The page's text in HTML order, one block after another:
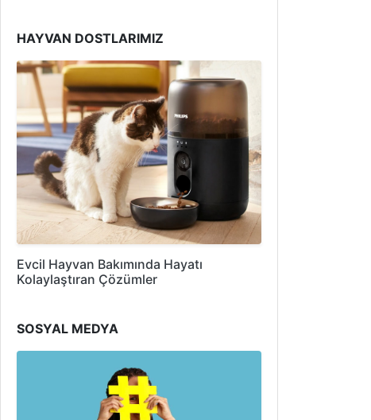
HAYVAN DOSTLARIMIZ
Evcil Hayvan Bakımında Hayatı
Kolaylaştıran Çözümler
SOSYAL MEDYA